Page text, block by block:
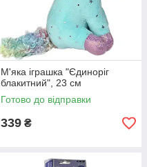
М'яка іграшка "Єдиноріг
блакитний", 23 см
Готово до відправки
339 ₴